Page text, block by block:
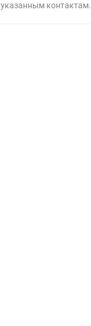
указанным контактам.